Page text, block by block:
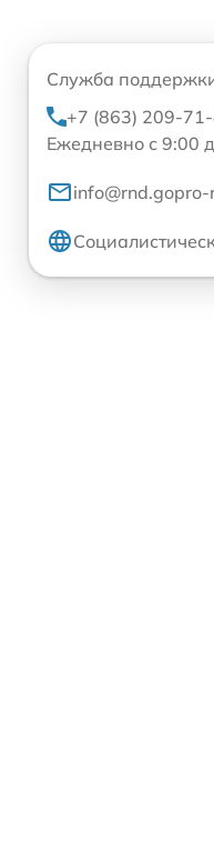
Служба
+7 (863) 209-
Ежедневно с 9:00